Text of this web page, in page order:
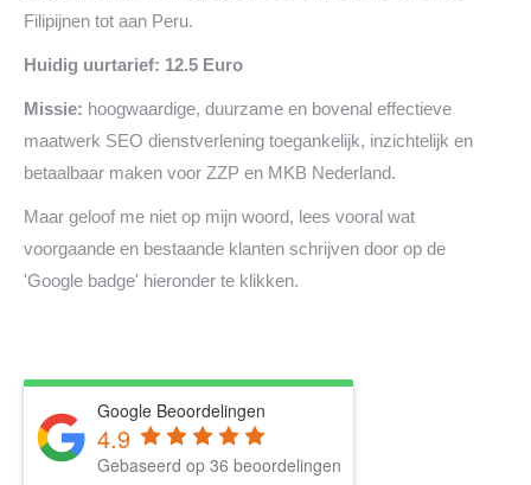
Filipijnen tot aan Peru.
Huidig uurtarief: 12.5 Euro
Missie: hoogwaardige, duurzame en bovenal effectieve
maatwerk SEO dienstverlening toegankelijk, inzichtelijk en
betaalbaar maken voor ZZP en MKB Nederland.
Maar geloof me niet op mijn woord, lees vooral wat
voorgaande en bestaande klanten schrijven door op de
'Google badge' hieronder te klikken.
Google Beoordelingen
4.9
Gebaseerd op 36 beoordelingen